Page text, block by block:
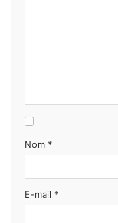
Nom *
E-mail *